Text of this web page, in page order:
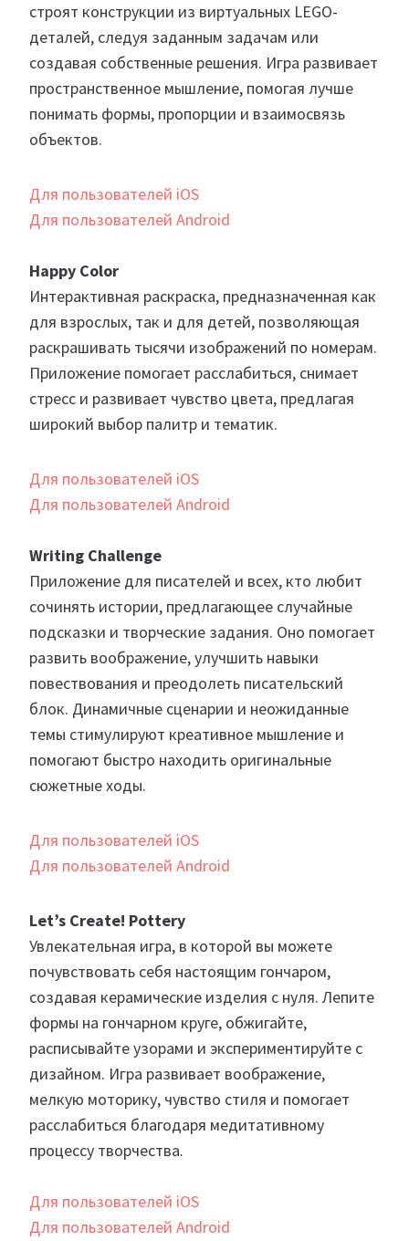
строят конструкции из виртуальных LEGO-
деталей, следуя заданным задачам или
создавая собственные решения. Игра развивает
пространственное мышление, помогая лучше
понимать формы, пропорции и взаимосвязь
объектов.
Для пользователей iOS
Для пользователей Android
Happy Color
Интерактивная раскраска, предназначенная как
для взрослых, так и для детей, позволяющая
раскрашивать тысячи изображений по номерам.
Приложение помогает расслабиться, снимает
стресс и развивает чувство цвета, предлагая
широкий выбор палитр и тематик.
Для пользователей iOS
Для пользователей Android
Writing Challenge
Приложение для писателей и всех, кто любит
сочинять истории, предлагающее случайные
подсказки и творческие задания. Оно помогает
развить воображение, улучшить навыки
повествования и преодолеть писательский
блок. Динамичные сценарии и неожиданные
темы стимулируют креативное мышление и
помогают быстро находить оригинальные
сюжетные ходы.
Для пользователей iOS
Для пользователей Android
Let’s Create! Pottery
Увлекательная игра, в которой вы можете
почувствовать себя настоящим гончаром,
создавая керамические изделия с нуля. Лепите
формы на гончарном круге, обжигайте,
расписывайте узорами и экспериментируйте с
дизайном. Игра развивает воображение,
мелкую моторику, чувство стиля и помогает
расслабиться благодаря медитативному
процессу творчества.
Для пользователей iOS
Для пользователей Android